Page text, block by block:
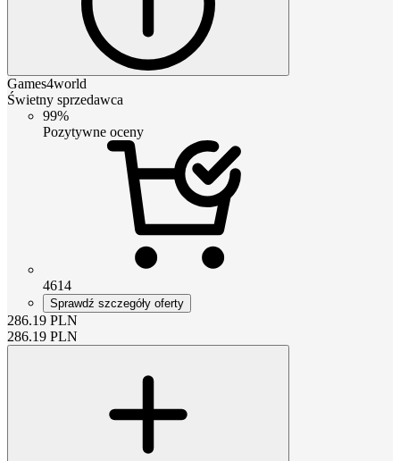
Games4world
Świetny sprzedawca
99%
Pozytywne oceny
4614
Sprawdź szczegóły oferty
286.19 PLN
286.19 PLN